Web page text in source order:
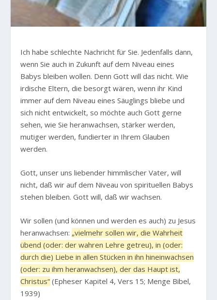
Ich habe schlechte Nachricht für Sie. Jedenfalls dann,
wenn Sie auch in Zukunft auf dem Niveau eines
Babys bleiben wollen. Denn Gott will das nicht. Wie
irdische Eltern, die besorgt wären, wenn ihr Kind
immer auf dem Niveau eines Säuglings bliebe und
sich nicht entwickelt, so möchte auch Gott gerne
sehen, wie Sie heranwachsen, stärker werden,
mutiger werden, fundierter in Ihrem Glauben
werden.
Gott, unser uns liebender himmlischer Vater, will
nicht, daß wir auf dem Niveau von spirituellen Babys
stehen bleiben. Gott will, daß wir wachsen.
Wir sollen (und können und werden es auch) zu Jesus
heranwachsen: „vielmehr sollen wir, die Wahrheit
übend (oder: der wahren Lehre getreu), in (oder:
durch die) Liebe in allen Stücken in ihn hineinwachsen
(oder: zu ihm heranwachsen), der das Haupt ist,
Christus“ (Epheser Kapitel 4, Vers 15; Menge Bibel,
1939)